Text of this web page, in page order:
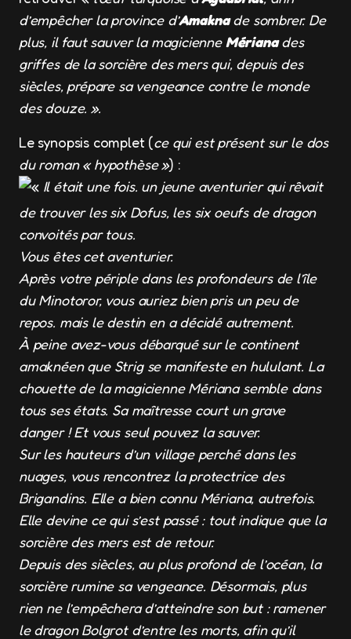
d’empêcher la province d’Amaknade sombrer. De
plus, il faut sauver la magicienneMérianades
griffes de la sorcière des mers qui, depuis des
siècles, prépare sa vengeance contre le monde
des douze. ».
Le synopsis complet (ce qui est présent sur le dos
du roman « hypothèse ») :
« Il était une fois. un jeune aventurier qui rêvait
de trouver les six Dofus, les six oeufs de dragon
convoités par tous.
Vous êtes cet aventurier.
Après votre périple dans les profondeurs de l’île
du Minotoror, vous auriez bien pris un peu de
repos. mais le destin en a décidé autrement.
À peine avez-vous débarqué sur le continent
amaknéen que Strig se manifeste en hululant. La
chouette de la magicienne Mériana semble dans
tous ses états. Sa maîtresse court un grave
danger ! Et vous seul pouvez la sauver.
Sur les hauteurs d’un village perché dans les
nuages, vous rencontrez la protectrice des
Brigandins. Elle a bien connu Mériana, autrefois.
Elle devine ce qui s’est passé : tout indique que la
sorcière des mers est de retour.
Depuis des siècles, au plus profond de l’océan, la
sorcière rumine sa vengeance. Désormais, plus
rien ne l’empêchera d’atteindre son but : ramener
le dragon Bolgrot d’entre les morts, afin qu’il